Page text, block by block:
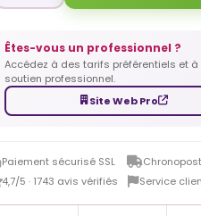
Êtes-vous un professionnel ?
Accédez à des tarifs préférentiels et à
soutien professionnel.
Site Web Pro
Paiement sécurisé SSL
Chronopost
4,7/5 · 1743 avis vérifiés
Service